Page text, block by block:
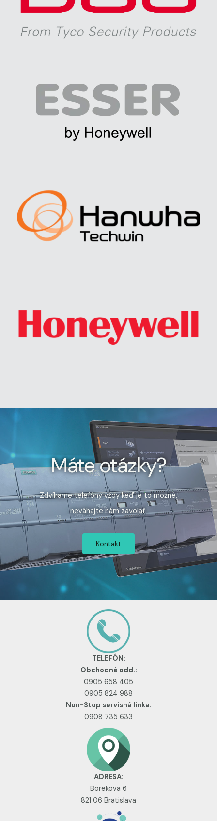
Máte otázky?
Zdvíhame telefóny vždy keď je to možné,
neváhajte nám zavolať.
Kontakt
TELEFÓN:
Obchodné odd.:
0905 658 405
0905 824 988
Non-Stop servisná linka:
0908 735 633
ADRESA:
Borekova 6
821 06 Bratislava